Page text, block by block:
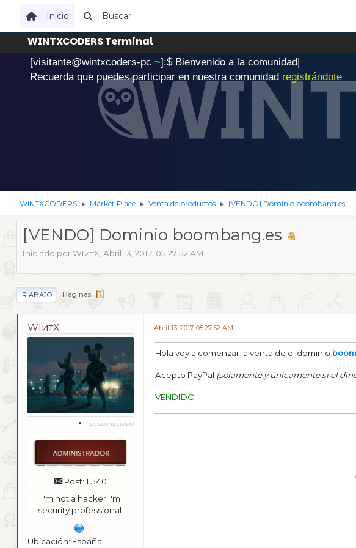
Inicio Buscar
WINTXCODERS Terminal
[visitante@wintxcoders-pc ~]:$ .Bienvenido a la comunidad|
Recuerda que puedes participar en nuestra comunidad registrándote
WINTXCODERS ► Market Place ► Venta de productos ► [VENDO] Dominio boombang.es
[VENDO] Dominio boombang.es
Iniciado por WIитX, Abril 13, 2017, 05:27:52 AM
IR ABAJO Páginas 1
WIитX
DESCONECTADO
Post: 1,540
I'm not a hacker I'm
security professional.
Ubicación: España
Abril 13, 2017, 05:27:52 AM
Hola voy a comenzar la venta de el dominio
Acepto PayPal (solamente y únicamente si el
VENDIDO